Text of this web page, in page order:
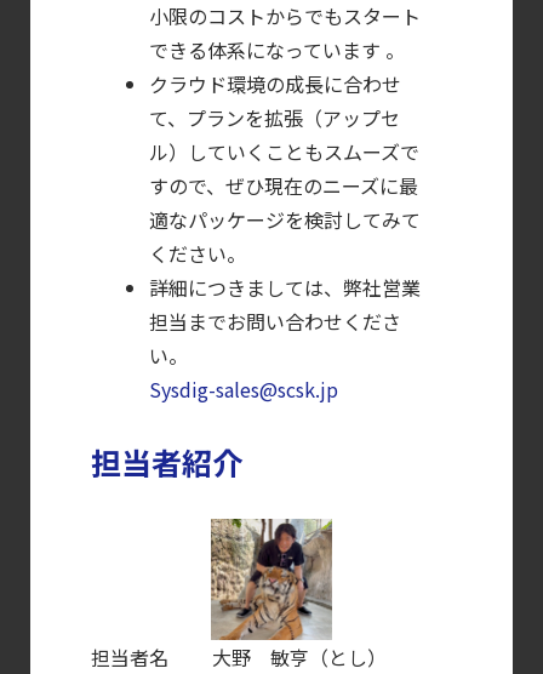
小限のコストからでもスタート
できる体系になっています 。
クラウド環境の成長に合わせ
て、プランを拡張（アップセ
ル）していくこともスムーズで
すので、ぜひ現在のニーズに最
適なパッケージを検討してみて
ください。
詳細につきましては、弊社営業
担当までお問い合わせくださ
い。
Sysdig-sales@scsk.jp
担当者紹介
担当者名
大野 敏亨（とし）